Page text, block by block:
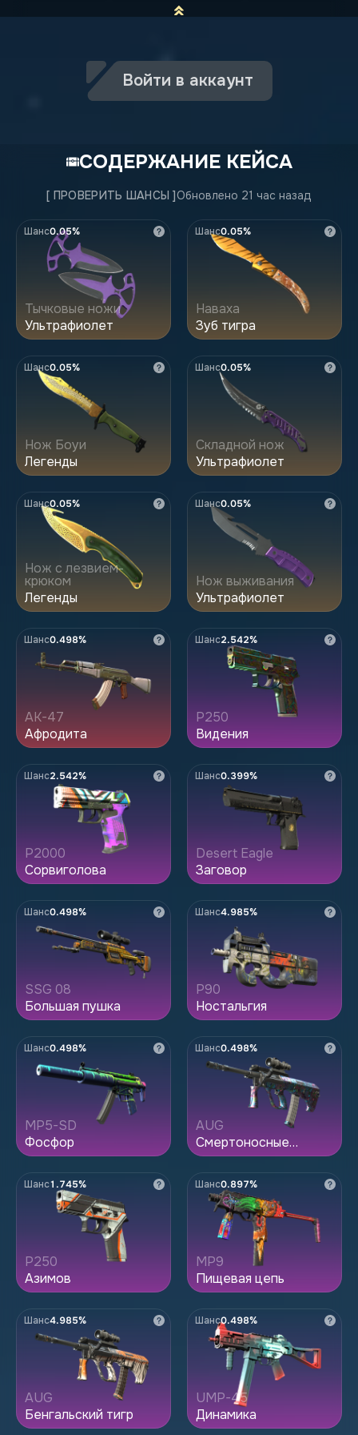
Войти в аккаунт
СОДЕРЖАНИЕ КЕЙСА
[ ПРОВЕРИТЬ ШАНСЫ ]Обновлено 21 час назад
Тычковые ножи
Ультрафиолет
Шанс0.05%
Наваха
Зуб тигра
Шанс0.05%
Нож Боуи
Легенды
Шанс0.05%
Складной нож
Ультрафиолет
Шанс0.05%
Нож с лезвием-
крюком
Легенды
Шанс0.05%
Нож выживания
Ультрафиолет
Шанс0.05%
AK-47
Афродита
Шанс0.498%
P250
Видения
Шанс2.542%
P2000
Сорвиголова
Шанс2.542%
Desert Eagle
Заговор
Шанс0.399%
SSG 08
Большая пушка
Шанс0.498%
P90
Ностальгия
Шанс4.985%
MP5-SD
Фосфор
Шанс0.498%
AUG
Смертоносные
пёсики
Шанс0.498%
P250
Азимов
Шанс1.745%
MP9
Пищевая цепь
Шанс0.897%
AUG
Бенгальский тигр
Шанс4.985%
UMP-45
Динамика
Шанс0.498%